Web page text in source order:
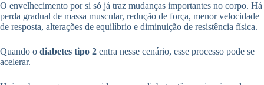
O envelhecimento por si só já traz mudanças importantes no corpo. Há
perda gradual de massa muscular, redução de força, menor velocidade
de resposta, alterações de equilíbrio e diminuição de resistência física.
Quando o diabetes tipo 2 entra nesse cenário, esse processo pode se
acelerar.